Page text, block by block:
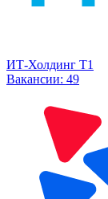
ИТ-Холдинг Т1
Вакансии: 49